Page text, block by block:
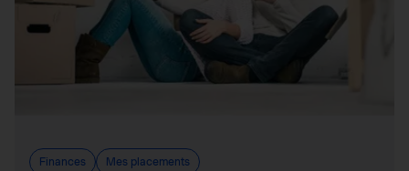
Finances Mes placements